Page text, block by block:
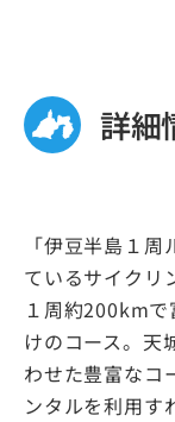
詳細
「伊豆半島１
ているサイクリ
１周約200km
けのコース。天
わせた豊富なコ
ンタルを利用す